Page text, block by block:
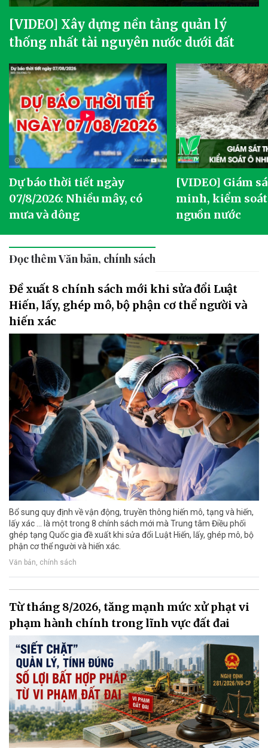
[VIDEO] Xây dựng nền tảng quản lý
thống nhất tài nguyên nước dưới đất
Dự báo thời tiết ngày
07/8/2026: Nhiều mây, có
mưa và dông
[VIDEO] Giám
minh, kiểm
nguồn nước
Đọc thêm Văn bản, chính sách
Đề xuất 8 chính sách mới khi sửa đổi Luật
Hiến, lấy, ghép mô, bộ phận cơ thể người và
hiến xác
Bổ sung quy định về vận động, truyền thông hiến mô, tạng và hiến,
lấy xác ... là một trong 8 chính sách mới mà Trung tâm Điều phối
ghép tạng Quốc gia đề xuất khi sửa đổi Luật Hiến, lấy, ghép mô, bộ
phận cơ thể người và hiến xác.
Văn bản, chính sách
Từ tháng 8/2026, tăng mạnh mức xử phạt vi
phạm hành chính trong lĩnh vực đất đai